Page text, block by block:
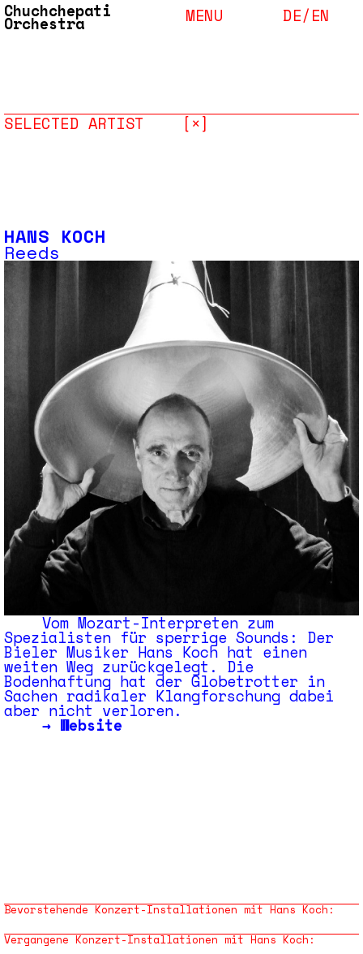
Chuchchepati
Orchestra DE/EN
MENU
SELECTED ARTIST [×]
HANS KOCH
Reeds
Vom Mozart-Interpreten zum
Spezialisten für sperrige Sounds: Der
Bieler Musiker Hans Koch hat einen
weiten Weg zurückgelegt. Die
Bodenhaftung hat der Globetrotter in
Sachen radikaler Klangforschung dabei
aber nicht verloren.
→ Website
Bevorstehende Konzert-Installationen mit Hans Koch:
Vergangene Konzert-Installationen mit Hans Koch: